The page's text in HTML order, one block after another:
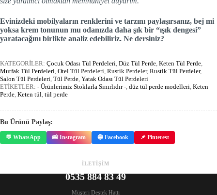
Evinizdeki mobilyaların renklerini ve tarzını paylaşırsanız, bej mi
yoksa krem tonunun mu odanızda daha şık bir “ışık dengesi”
yaratacağını birlikte analiz edebiliriz. Ne dersiniz?
KATEGORİLER: Çocuk Odası Tül Perdeleri, Düz Tül Perde, Keten Tül Perde,
Mutfak Tül Perdeleri, Otel Tül Perdeleri, Rustik Perdeler, Rustik Tül Perdeler,
Salon Tül Perdeleri, Tül Perde, Yatak Odası Tül Perdeleri
ETİKETLER: - Ürünlerimiz Stoklarla Sınırlıdır -, düz tül perde modelleri, Keten
Perde, Keten tül, tül perde
Bu Ürünü Paylaş:
💬 WhatsApp 📸 Instagram 🔵 Facebook 📌 Pinterest
İLETİŞİM
0535 884 83 49
Müşteri Destek Hattı